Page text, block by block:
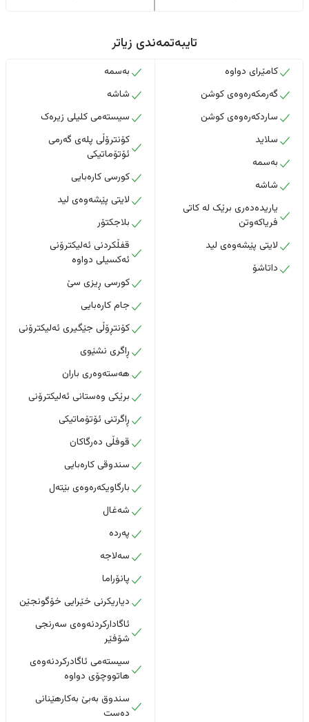
تایبەتمەندی زیاتر
کامێرای دواوە
گەرمکەرەوەی کوشن
ساردکەرەوەی کوشن
سلاید
بەسمە
شاشە
یاریدەدەری برێک لە کاتی
فریاکەوتن
لایتی پێشەوەی لید
داتاشۆ
بەسمە
شاشە
سیستەمی کلیلی زیرەک
کۆنترۆڵی پلەی گەرمی
ئۆتۆماتیکی
کورسی کارەبایی
لایتی پێشەوەی لید
بلاجکتۆر
قفڵکردنی ئەلیکترۆنی
ئەکسیلی دواوە
کورسی ڕیزی سێ
جام کارەبایی
کۆنتڕۆڵی جێگیری ئەلیکترۆنی
ڕاگری نشێوی
هەستەوەری باران
برێکی وەستانی ئەلیکترۆنی
ڕاگرتنی ئۆتۆماتیکی
قوفڵی دەرگاکان
سندوقی کارەبایی
بارگاویکەرەوەی بێتەل
شەغال
پەردە
سەلاجە
پانۆراما
دیاریکرنی خێرایی خۆگونجێن
ئاگادارکردنەوەی سەرنجی
شۆفێر
سیستەمی ئاگادرکردنەوەی
هاتووچۆی دواوە
سندوق بەبێ بەکارهێنانی
دەست